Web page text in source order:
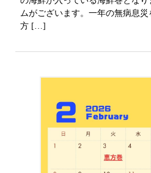
ムがございます。一年の無病息
方 […]